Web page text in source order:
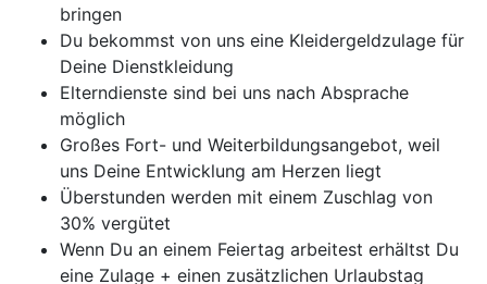
bringen
Du bekommst von uns eine Kleidergeldzulage für
Deine Dienstkleidung
Elterndienste sind bei uns nach Absprache
möglich
Großes Fort- und Weiterbildungsangebot, weil
uns Deine Entwicklung am Herzen liegt
Überstunden werden mit einem Zuschlag von
30% vergütet
Wenn Du an einem Feiertag arbeitest erhältst Du
eine Zulage + einen zusätzlichen Urlaubstag